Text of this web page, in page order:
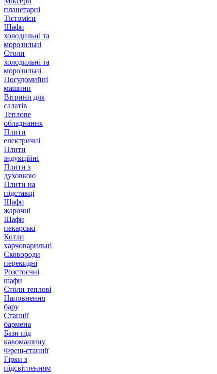
планетарні
Тістоміси
Шафи
холодильні та
морозильні
Столи
холодильні та
морозильні
Посудомийні
машини
Вітрини для
салатів
Теплове
обладнання
Плити
електричні
Плити
індукційні
Плити з
духовкою
Плити на
підставці
Шафи
жарочні
Шафи
пекарські
Котли
харчоварильні
Сковороди
перекидні
Розстоєчні
шафи
Столи теплові
Наповнення
бару
Станції
бармена
Бази під
кавомашину
Фреш-станції
Гірки з
підсвітленням